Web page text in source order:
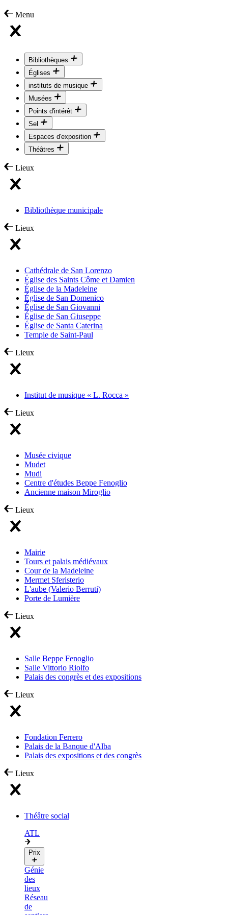
Menu
Bibliothèques
Églises
instituts de musique
Musées
Points d'intérêt
Sel
Espaces d'exposition
Théâtres
Lieux
Bibliothèque municipale
Lieux
Cathédrale de San Lorenzo
Église des Saints Côme et Damien
Église de la Madeleine
Église de San Domenico
Église de San Giovanni
Église de San Giuseppe
Église de Santa Caterina
Temple de Saint-Paul
Lieux
Institut de musique « L. Rocca »
Lieux
Musée civique
Mudet
Mudi
Centre d'études Beppe Fenoglio
Ancienne maison Miroglio
Lieux
Mairie
Tours et palais médiévaux
Cour de la Madeleine
Mermet Sferisterio
L'aube (Valerio Berruti)
Porte de Lumière
Lieux
Salle Beppe Fenoglio
Salle Vittorio Riolfo
Palais des congrès et des expositions
Lieux
Fondation Ferrero
Palais de la Banque d'Alba
Palais des expositions et des congrès
Lieux
Théâtre social
ATL
Prix
Génie
des
lieux
Réseau
de